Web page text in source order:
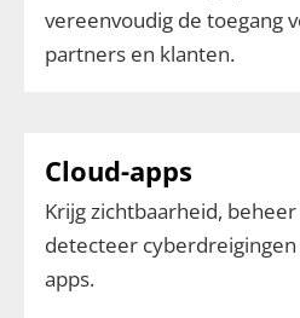
vereenvoudig de toegang
partners en klanten.
Cloud-apps
Krijg zichtbaarheid,
detecteer
apps.